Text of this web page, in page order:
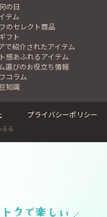
の日
テム
のセレクト商品
フト
で紹介されたアイテム
感あふれるアイテム
選びのお役立ち情報
コラム
知識
プライバシーポリシー
る